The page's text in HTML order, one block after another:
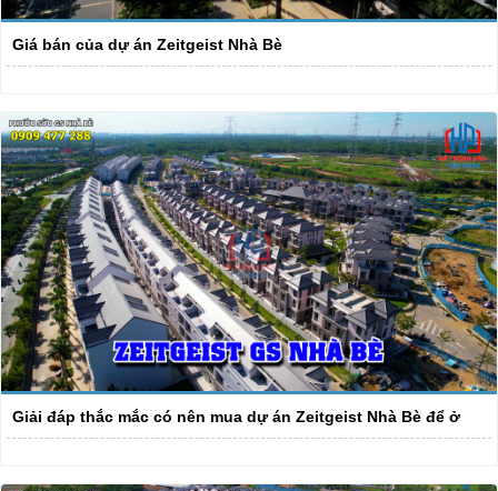
Giá bán của dự án Zeitgeist Nhà Bè
Giải đáp thắc mắc có nên mua dự án Zeitgeist Nhà Bè để ở